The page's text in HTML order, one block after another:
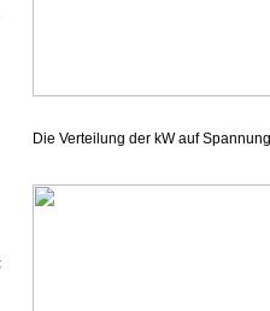
Die Verteilung der kW auf